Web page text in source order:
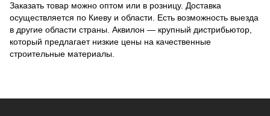
Заказать товар можно оптом или в розницу. Доставка
осуществляется по Киеву и области. Есть возможность выезда
в другие области страны. Аквилон — крупный дистрибьютор,
который предлагает низкие цены на качественные
строительные материалы.